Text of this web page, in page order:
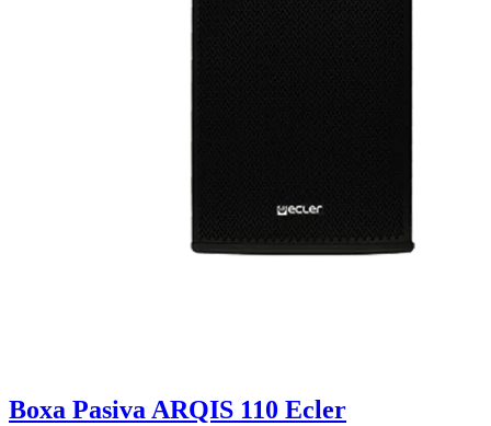
Boxa Pasiva ARQIS 110 Ecler